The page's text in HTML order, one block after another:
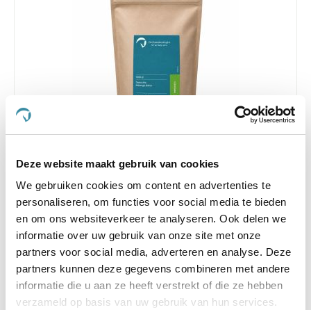
Deze website maakt gebruik van cookies
We gebruiken cookies om content en advertenties te
personaliseren, om functies voor social media te bieden
en om ons websiteverkeer te analyseren. Ook delen we
informatie over uw gebruik van onze site met onze
partners voor social media, adverteren en analyse. Deze
partners kunnen deze gegevens combineren met andere
informatie die u aan ze heeft verstrekt of die ze hebben
verzameld op basis van uw gebruik van hun services.
star
Nog maar 4 beschikbaar
€ 33,24
-5 %